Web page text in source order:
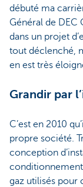
débuté ma
Général de DEC
dans un projet
tout déclenché,
en est très
Grandir par
C’est en 2010
propre société.
conception
gaz utilisés pour